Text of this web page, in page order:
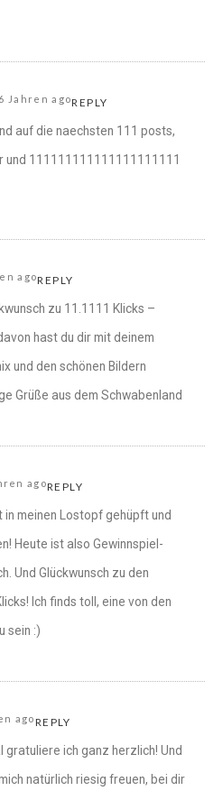
Jahren agoREPLY
auf die naechsten 111 posts,
und 111111111111111111111
agoREPLY
zu 11.1111 Klicks –
hast du dir mit deinem
und den schönen Bildern
Grüße aus dem Schwabenland
agoREPLY
in meinen Lostopf gehüpft und
Heute ist also Gewinnspiel-
Und Glückwunsch zu den
Ich finds toll, eine von den
sein :)
agoREPLY
gratuliere ich ganz herzlich! Und
natürlich riesig freuen, bei dir